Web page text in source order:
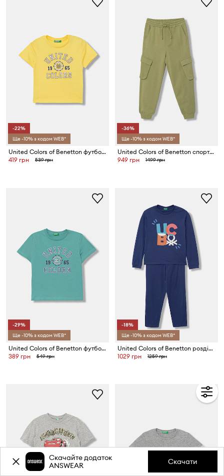
-22%
Ще -10% з кодом WEB*
United Colors of Benetton футболка дитяча з бавовною
419 грн
539 грн
-36%
Ще -10% з кодом WEB*
United Colors of Benetton спортивні штани дитячі бавовняні
949 грн
1499 грн
-29%
Ще -10% з кодом WEB*
United Colors of Benetton футболка дитяча з бавовною
389 грн
549 грн
-18%
Ще -10% з кодом WEB*
United Colors of Benetton роздільна піжама дитяча бавовняна
1029 грн
1259 грн
Скачайте додаток
ANSWEAR
Скачати